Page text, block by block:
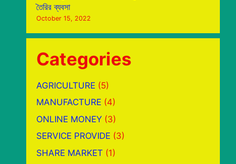
তৈরির ব্যবসা
October 15, 2022
Categories
AGRICULTURE (5)
MANUFACTURE (4)
ONLINE MONEY (3)
SERVICE PROVIDE (3)
SHARE MARKET (1)